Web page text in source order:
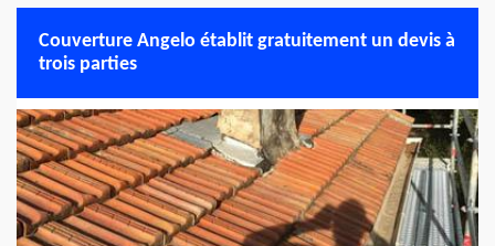
Couverture Angelo établit gratuitement un devis à
trois parties